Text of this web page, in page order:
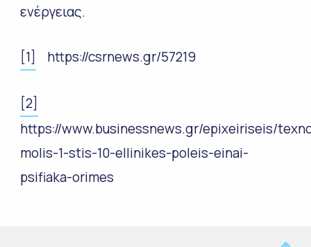
ενέργειας.
[1] https://csrnews.gr/57219
[2]
https://www.businessnews.gr/epixeiriseis/
molis-1-stis-10-ellinikes-poleis-einai-
psifiaka-orimes